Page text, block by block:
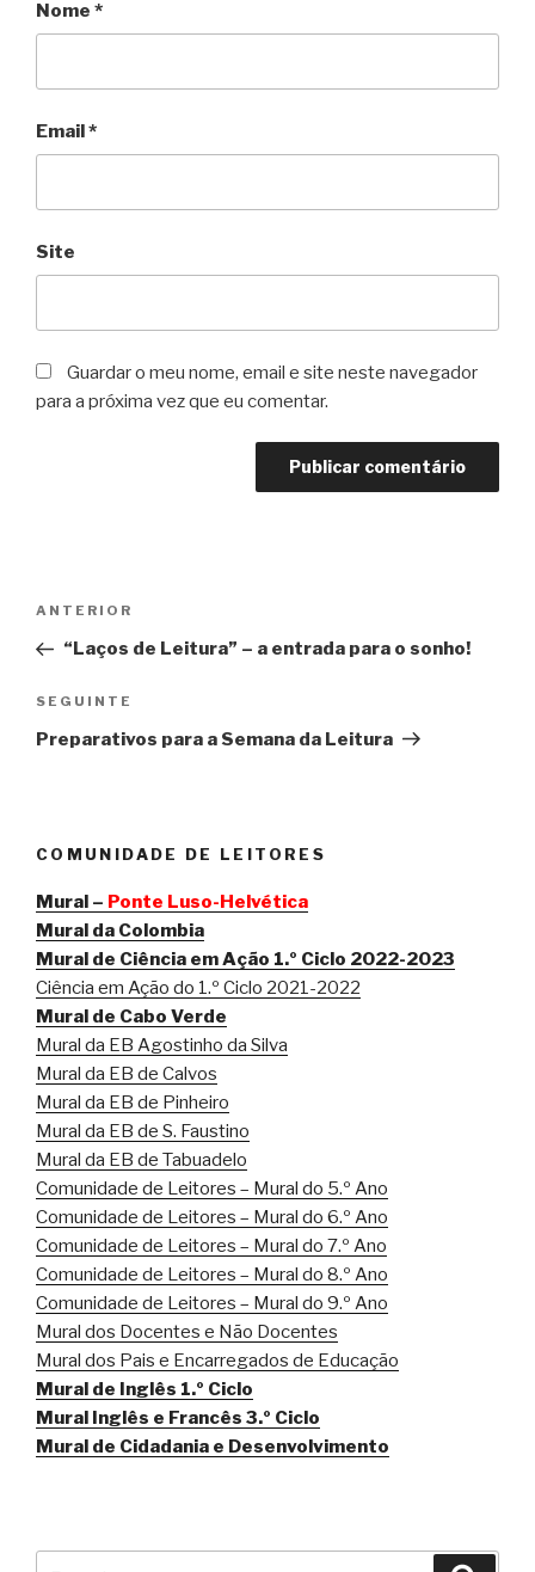
Nome *
Email*
Site
Guardar o meu nome, email e site neste navegador
para a próxima vez que eu comentar.
artigos
Conteúdo
anterior
ANTERIOR
“Laços de Leitura” – a entrada para o sonho!
Conteúdo
seguinte
SEGUINTE
Preparativos para a Semana da Leitura
COMUNIDADE DE LEITORES
Mural – Ponte Luso-Helvética
Mural da Colombia
Mural de Ciência em Ação 1.º Ciclo 2022-2023
Ciência em Ação do 1.º Ciclo 2021-2022
Mural de Cabo Verde
Mural da EB Agostinho da Silva
Mural da EB de Calvos
Mural da EB de Pinheiro
Mural da EB de S. Faustino
Mural da EB de Tabuadelo
Comunidade de Leitores – Mural do 5.º Ano
Comunidade de Leitores – Mural do 6.º Ano
Comunidade de Leitores – Mural do 7.º Ano
Comunidade de Leitores – Mural do 8.º Ano
Comunidade de Leitores – Mural do 9.º Ano
Mural dos Docentes e Não Docentes
Mural dos Pais e Encarregados de Educação
Mural de Inglês 1.º Ciclo
Mural Inglês e Francês 3.º Ciclo
Mural de Cidadania e Desenvolvimento